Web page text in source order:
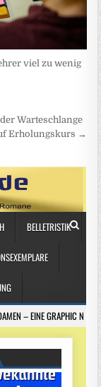
viel zu wenig
Warteschlange
Erholungskurs →